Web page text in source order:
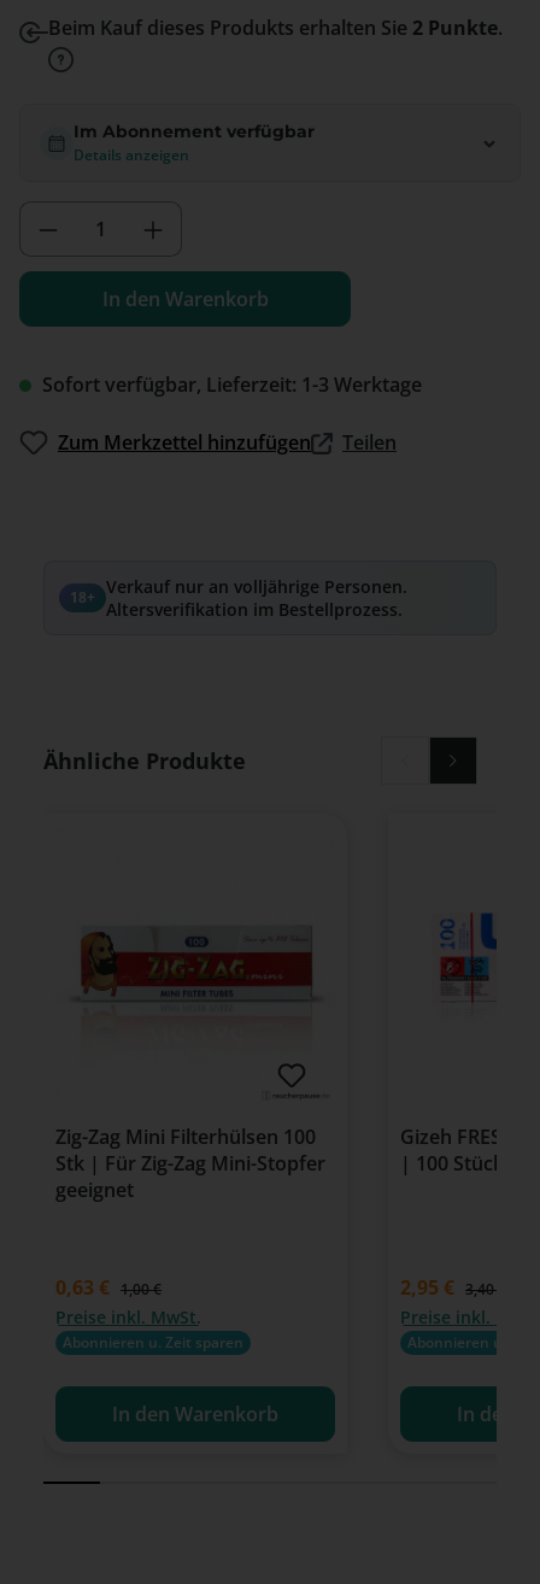
Beim Kauf dieses Produkts erhalten Sie 2 Punkte.
Im Abonnement verfügbar
Details anzeigen
Sofort verfügbar, Lieferzeit: 1-3 Werktage
Produkt Anzahl: Gib den
In den Warenkorb
Zum Merkzettel hinzufügen Teilen
18+ Verkauf nur an volljährige Personen.
Altersverifikation im Bestellprozess.
Produktgalerie überspringen
Ähnliche Produkte
Zig-Zag Mini Filterhülsen 100
Stk | Für Zig-Zag Mini-Stopfer
geeignet
Verkaufspreis:
0,63 € Regulärer Preis:
1,00 €
Preise inkl. MwSt.
Abonnieren u. Zeit sparen
In den Warenkorb
Gizeh FRESH
| 100 Stück
Verkaufspreis:
2,95 € Regulärer
3,40 €
Preise inkl.
Abonnieren u.
In den